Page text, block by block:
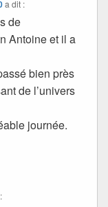
a dit :
de
Antoine et il a
bien près
de l’univers
journée.